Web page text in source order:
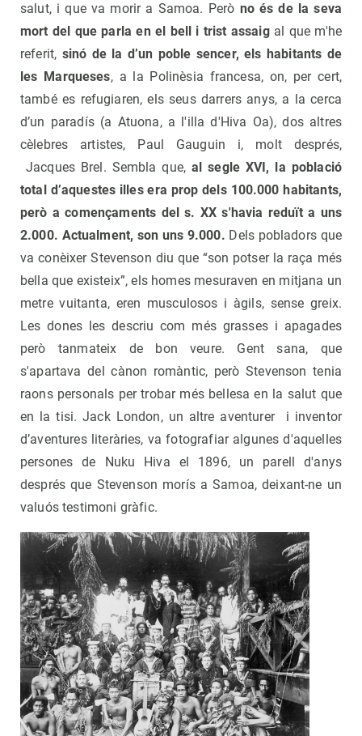
salut, i que va morir a Samoa. Però no és de la seva
mort del que parla en el bell i trist assaigal que m'he
referit, sinó de la d’un poble sencer, els habitants de
les Marqueses, a la Polinèsia francesa, on, per cert,
també es refugiaren, els seus darrers anys, a la cerca
d’un paradís (a Atuona, a l'illa d'Hiva Oa), dos altres
cèlebres artistes, Paul Gauguin i, molt després,
Jacques Brel. Sembla que,al segle XVI, la població
total d’aquestes illes era prop dels 100.000 habitants,
però a començaments del s. XX s'havia reduït a uns
2.000. Actualment, son uns 9.000. Dels pobladors que
va conèixer Stevenson diu que “son potser la raça més
bella que existeix”, els homes mesuraven en mitjana un
metre vuitanta, eren musculosos i àgils, sense greix.
Les dones les descriu com més grasses i apagades
però tanmateix de bon veure. Gent sana, que
s'apartava del cànon romàntic, però Stevenson tenia
raons personals per trobar més bellesa en la salut que
en la tisi. Jack London, un altre aventurer i inventor
d’aventures literàries, va fotografiar algunes d'aquelles
persones de Nuku Hiva el 1896, un parell d'anys
després que Stevenson morís a Samoa, deixant-ne un
valuós testimoni gràfic.